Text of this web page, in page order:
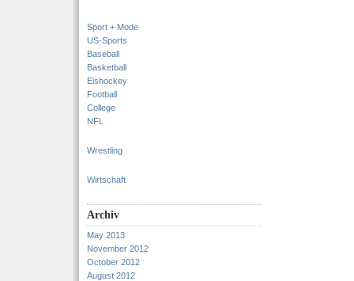
Sport + Mode
US-Sports
Baseball
Basketball
Eishockey
Football
College
NFL
Wrestling
Wirtschaft
Archiv
May 2013
November 2012
October 2012
August 2012